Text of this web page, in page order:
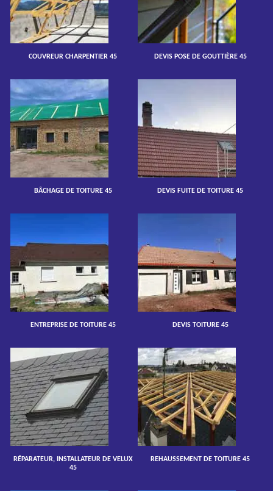
COUVREUR CHARPENTIER 45 DEVIS POSE DE GOUTTIÈRE 45
BÂCHAGE DE TOITURE 45 DEVIS FUITE DE TOITURE 45
ENTREPRISE DE TOITURE 45 DEVIS TOITURE 45
RÉPARATEUR, INSTALLATEUR DE VELUX
45
REHAUSSEMENT DE TOITURE 45